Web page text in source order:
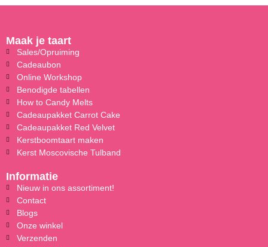
Maak je taart
Sales/Opruiming
Cadeaubon
Online Workshop
Benodigde tabellen
How to Candy Melts
Cadeaupakket Carrot Cake
Cadeaupakket Red Velvet
Kerstboomtaart maken
Kerst Moscovische Tulband
Informatie
Nieuw in ons assortiment!
Contact
Blogs
Onze winkel
Verzenden